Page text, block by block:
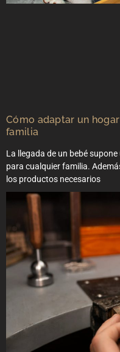
Cómo adaptar un
familia
La llegada de un bebé
para cualquier familia.
los productos necesarios